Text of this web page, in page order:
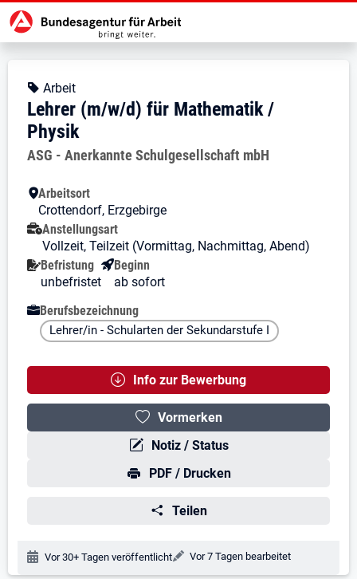
Zur Jobsuche Startseite
Stellendetails zu: Lehrer (m/w/
Lehrer (m/w/d) für
Lehrer (m/w/d) für Mathematik /
Kopfbereich
Angebotsart:
Arbeit
Lehrer (m/w/d) für Mathematik /
Physik
Arbeitgeber:
ASG - Anerkannte Schulgesellschaft mbH
Besondere Merkmale
Arbeitsort
Crottendorf, Erzgebirge
Anstellungsart
Vollzeit, Teilzeit (Vormittag, Nachmittag, Abend)
Befristung
unbefristet
Beginn
ab sofort
Berufsbezeichnung
Lehrer/in - Schularten der Sekundarstufe I
Info zur Bewerbung
Vormerken
Notiz / Status
PDF / Drucken
Teilen
Veröffentlichungsdatum:
Vor 30+ Tagen veröffentlicht Änderungsdatum:
Vor 7 Tagen bearbeitet